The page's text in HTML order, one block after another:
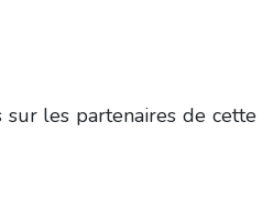
les partenaires de cette